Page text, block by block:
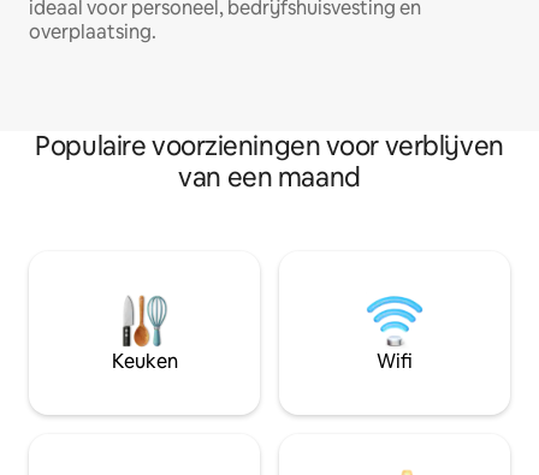
ideaal voor personeel, bedrijfshuisvesting en
overplaatsing.
Populaire voorzieningen voor verblijven
van een maand
Keuken Wifi